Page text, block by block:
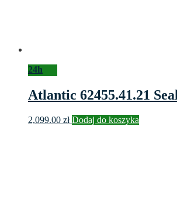
24h
Atlantic 62455.41.21
2,099.00 zł Dodaj do koszyka